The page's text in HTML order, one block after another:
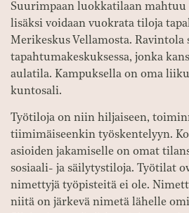
Suurimpaan luokkatilaan mahtuu
lisäksi voidaan vuokrata tiloja
Merikeskus Vellamosta. Ravintola
tapahtumakeskuksessa, jonka
aulatila. Kampuksella on oma
kuntosali.
Työtiloja on niin hiljaiseen,
tiimimäiseenkin työskentelyyn.
asioiden jakamiselle on omat
sosiaali- ja säilytystiloja. Työtilat
nimettyjä työpisteitä ei ole.
niitä on järkevä nimetä lähelle